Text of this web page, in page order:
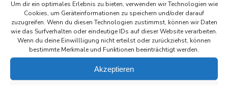
Um dir ein optimales Erlebnis zu bieten, verwenden wir Technologien wie
Cookies, um Geräteinformationen zu speichern und/oder darauf
zuzugreifen. Wenn du diesen Technologien zustimmst, können wir Daten
wie das Surfverhalten oder eindeutige IDs auf dieser Website verarbeiten.
Wenn du deine Einwillligung nicht erteilst oder zurückziehst, können
bestimmte Merkmale und Funktionen beeinträchtigt werden.
Akzeptieren
ARCHIVE
Juni 2026
Mai 2026